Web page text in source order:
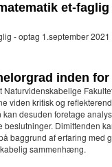
et-
- optag 1.september 2021
inden
viden kritisk og
desuden foretage
Dimittenden
baggrund af erfaring
sammenhæng.